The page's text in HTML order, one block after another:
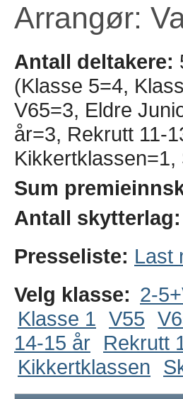
Arrangør:
Antall deltakere:
(Klasse 5=4,
V65=3, Eldre
år=3, Rekrutt 11-
Sum
Antall skytterlag:
Presseliste: Last
Velg klasse: 2-
Klasse 1 V55
14-15 år
Rekrutt
Kikkertklassen